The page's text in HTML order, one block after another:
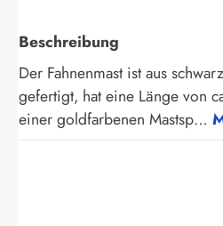
Beschreibung
Der Fahnenmast ist aus
gefertigt, hat eine Länge von
einer goldfarbenen Mastsp…